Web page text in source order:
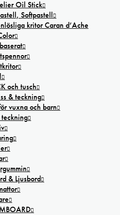
Oil Stick
Softpastell
kritor Caran d’Ache
och tusch
& teckning
vuxna och barn
teckning
& Ljusbord